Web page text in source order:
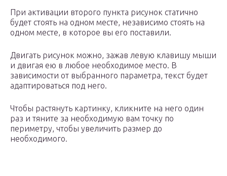
При активации второго пункта рисунок статично
будет стоять на одном месте, независимо стоять на
одном месте, в которое вы его поставили.
Двигать рисунок можно, зажав левую клавишу мыши
и двигая ею в любое необходимое место. В
зависимости от выбранного параметра, текст будет
адаптироваться под него.
Чтобы растянуть картинку, кликните на него один
раз и тяните за необходимую вам точку по
периметру, чтобы увеличить размер до
необходимого.